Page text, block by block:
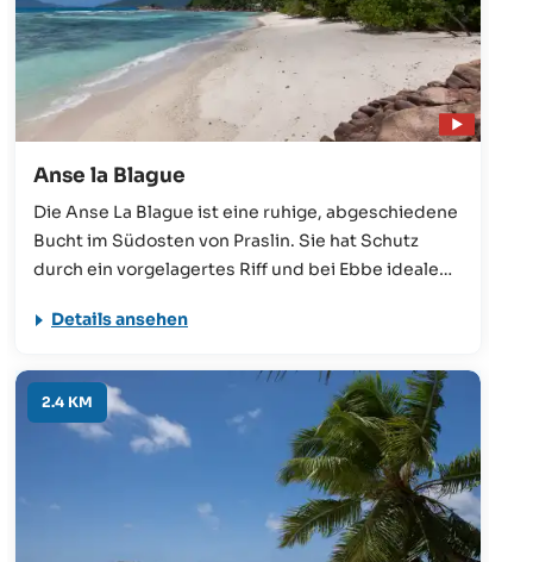
Anse la Blague
Die Anse La Blague ist eine ruhige, abgeschiedene
Bucht im Südosten von Praslin. Sie hat Schutz
durch ein vorgelagertes Riff und bei Ebbe ideale
Die traumhafte Kulisse und der wunderschöne
Soeur sorgen für eine einzigartige Atmosphäre.
Details ansehen
2.4 KM